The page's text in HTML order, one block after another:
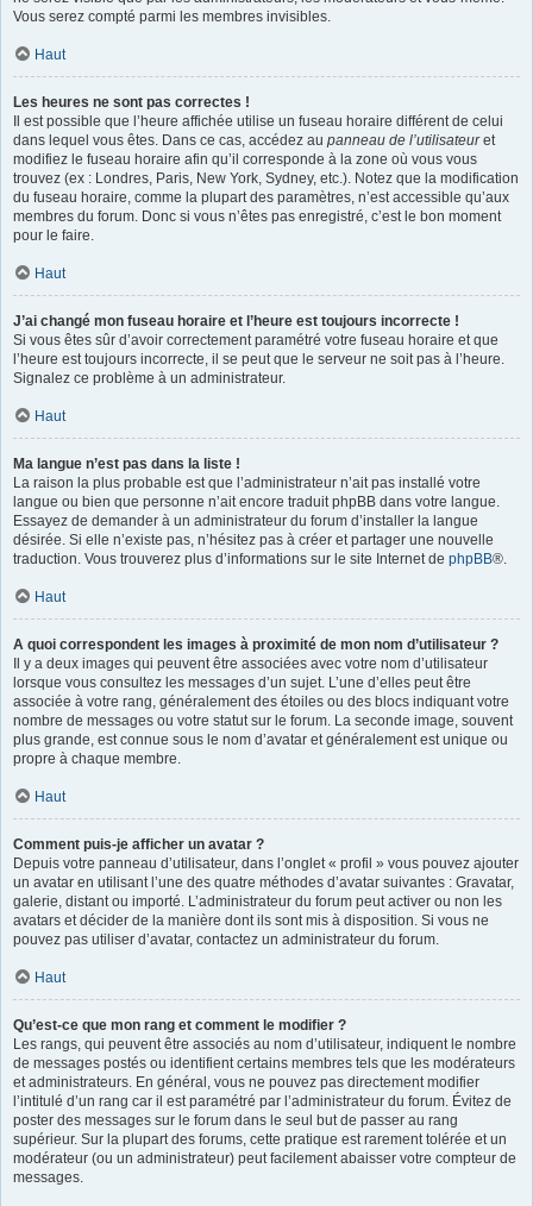
Vous serez compté parmi les membres invisibles.
Haut
Les heures ne sont pas correctes !
Il est possible que l’heure affichée utilise un fuseau horaire différent de celui
dans lequel vous êtes. Dans ce cas, accédez au panneau de l’utilisateuret
modifiez le fuseau horaire afin qu’il corresponde à la zone où vous vous
trouvez (ex : Londres, Paris, New York, Sydney, etc.). Notez que la modification
du fuseau horaire, comme la plupart des paramètres, n’est accessible qu’aux
membres du forum. Donc si vous n’êtes pas enregistré, c’est le bon moment
pour le faire.
Haut
J’ai changé mon fuseau horaire et l’heure est toujours incorrecte !
Si vous êtes sûr d’avoir correctement paramétré votre fuseau horaire et que
l’heure est toujours incorrecte, il se peut que le serveur ne soit pas à l’heure.
Signalez ce problème à un administrateur.
Haut
Ma langue n’est pas dans la liste !
La raison la plus probable est que l’administrateur n’ait pas installé votre
langue ou bien que personne n’ait encore traduit phpBB dans votre langue.
Essayez de demander à un administrateur du forum d’installer la langue
désirée. Si elle n’existe pas, n’hésitez pas à créer et partager une nouvelle
traduction. Vous trouverez plus d’informations sur le site Internet de phpBB®.
Haut
A quoi correspondent les images à proximité de mon nom d’utilisateur ?
Il y a deux images qui peuvent être associées avec votre nom d’utilisateur
lorsque vous consultez les messages d’un sujet. L’une d’elles peut être
associée à votre rang, généralement des étoiles ou des blocs indiquant votre
nombre de messages ou votre statut sur le forum. La seconde image, souvent
plus grande, est connue sous le nom d’avatar et généralement est unique ou
propre à chaque membre.
Haut
Comment puis-je afficher un avatar ?
Depuis votre panneau d’utilisateur, dans l’onglet « profil » vous pouvez ajouter
un avatar en utilisant l’une des quatre méthodes d’avatar suivantes : Gravatar,
galerie, distant ou importé. L’administrateur du forum peut activer ou non les
avatars et décider de la manière dont ils sont mis à disposition. Si vous ne
pouvez pas utiliser d’avatar, contactez un administrateur du forum.
Haut
Qu’est-ce que mon rang et comment le modifier ?
Les rangs, qui peuvent être associés au nom d’utilisateur, indiquent le nombre
de messages postés ou identifient certains membres tels que les modérateurs
et administrateurs. En général, vous ne pouvez pas directement modifier
l’intitulé d’un rang car il est paramétré par l’administrateur du forum. Évitez de
poster des messages sur le forum dans le seul but de passer au rang
supérieur. Sur la plupart des forums, cette pratique est rarement tolérée et un
modérateur (ou un administrateur) peut facilement abaisser votre compteur de
messages.